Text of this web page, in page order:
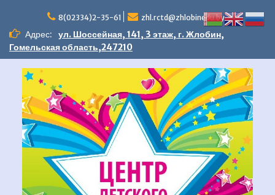
содержимому
8(02334)2-35-61 zhl.rctd@zhlobinedu.by
Адрес:
ул. Шоссейная, 141, 3 этаж, г. Жлобин,
Гомельская область,247210